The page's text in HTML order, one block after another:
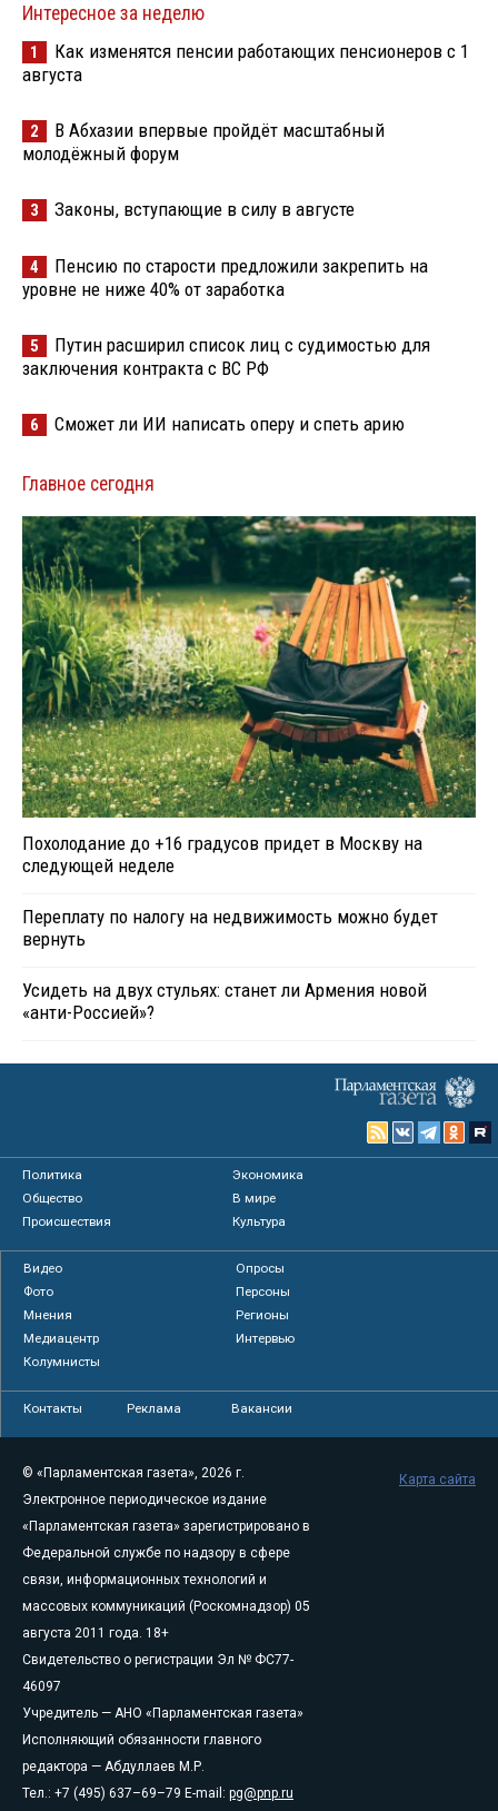
Интересное за неделю
1
Как изменятся пенсии работающих пенсионеров с 1
августа
2
В Абхазии впервые пройдёт масштабный
молодёжный форум
3 Законы, вступающие в силу в августе
4
Пенсию по старости предложили закрепить на
уровне не ниже 40% от заработка
5
Путин расширил список лиц с судимостью для
заключения контракта с ВС РФ
6 Сможет ли ИИ написать оперу и спеть арию
Главное сегодня
Похолодание до +16 градусов придет в Москву на
следующей неделе
Переплату по налогу на недвижимость можно будет
вернуть
Усидеть на двух стульях: станет ли Армения новой
«анти-Россией»?
Политика
Экономика
Общество
В мире
Происшествия
Культура
Видео
Опросы
Фото
Персоны
Мнения
Регионы
Медиацентр
Интервью
Колумнисты
Контакты Реклама Вакансии
© «Парламентская газета», 2026 г.
Электронное периодическое издание
«Парламентская газета» зарегистрировано в
Федеральной службе по надзору в сфере
связи, информационных технологий и
массовых коммуникаций (Роскомнадзор) 05
августа 2011 года. 18+
Свидетельство о регистрации Эл № ФС77-
46097
Учредитель — АНО «Парламентская газета»
Исполняющий обязанности главного
редактора — Абдуллаев М.Р.
Тел.: +7 (495) 637–69–79 E-mail: pg@pnp.ru
Карта сайта